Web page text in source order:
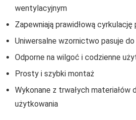
wentylacyjnym
Zapewniają prawidłową
Uniwersalne wzornictwo pasuje do
Odporne na wilgoć i codzienne
Prosty i szybki montaż
Wykonane z trwałych materiałów
użytkowania